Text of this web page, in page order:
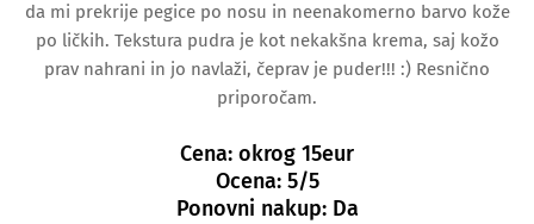
da mi prekrije pegice po nosu in neenakomerno barvo kože
po ličkih. Tekstura pudra je kot nekakšna krema, saj kožo
prav nahrani in jo navlaži, čeprav je puder!!! :) Resnično
priporočam.
Cena: okrog 15eur
Ocena: 5/5
Ponovni nakup: Da